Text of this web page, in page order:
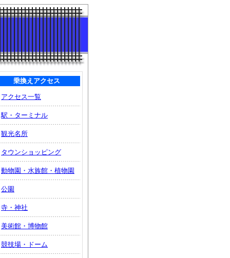
乗換えアクセス
アクセス一覧
駅・ターミナル
観光名所
タウンショッピング
動物園・水族館・植物園
公園
寺・神社
美術館・博物館
競技場・ドーム